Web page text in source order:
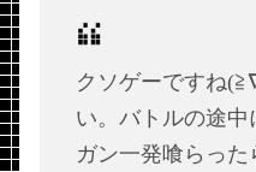
クソゲーですね
い。バトルの途
ガン一発喰らっ